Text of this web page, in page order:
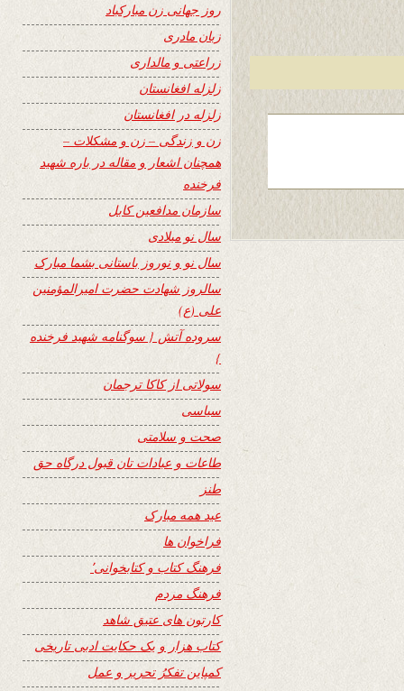
روز جهانی زن مبارکباد
زبان مادری
زراعتی و مالداری
زلزله افغانستان
زلزله در افغانستان
زن و زندگی – زن و مشکلات –
همچنان اشعار و مقاله در باره شهید
فرخنده
سازمان مدافعین کابل
سال نو میلادی
سال نو و نوروز باستانی بشما مبارک
سالروز شهادت حضرت امیرالمؤمنین
علی (ع)
سروده آتش { سوگنامه شهید فرخنده
}
سولاتی از کاکا ترجمان
سیاسی
صحت و سلامتی
طاعات و عبادات تان قبول درگاه حق
طنز
عید همه مبارک
فراخوان ها
فرهنگ کتاب و کتابخوانی٬
فرهنگ مردم
کارتون های عتیق شاهد
کتاب هزار و یک حکایت ادبی تاریخی
کمپاین تفکرُ تحریر و عمل